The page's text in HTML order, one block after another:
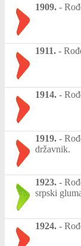
1909. -
1911. -
1914. -
1919. -
državnik.
1923. -
srpski
1924. -